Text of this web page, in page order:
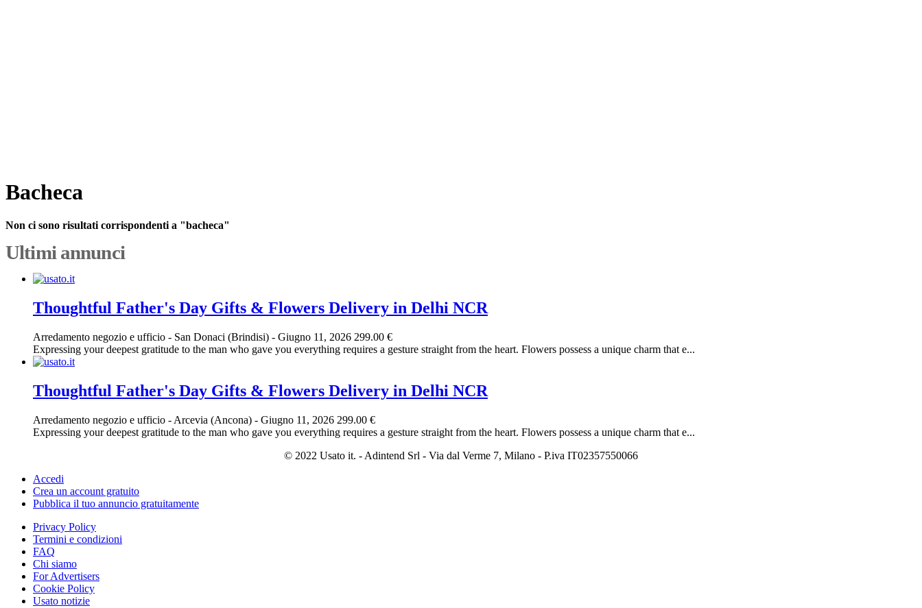
Bacheca
Non ci sono risultati corrispondenti a "bacheca"
Ultimi annunci
Thoughtful Father's Day Gifts & Flowers Delivery in Delhi NCR
Arredamento negozio e ufficio - San Donaci (Brindisi) - Giugno 11, 2026 299.00 €
Expressing your deepest gratitude to the man who gave you everything requires a gesture straight from the heart. Flowers possess a unique charm that e...
Thoughtful Father's Day Gifts & Flowers Delivery in Delhi NCR
Arredamento negozio e ufficio - Arcevia (Ancona) - Giugno 11, 2026 299.00 €
Expressing your deepest gratitude to the man who gave you everything requires a gesture straight from the heart. Flowers possess a unique charm that e...
© 2022 Usato it. - Adintend Srl - Via dal Verme 7, Milano - P.iva IT02357550066
Accedi
Crea un account gratuito
Pubblica il tuo annuncio gratuitamente
Privacy Policy
Termini e condizioni
FAQ
Chi siamo
For Advertisers
Cookie Policy
Usato notizie